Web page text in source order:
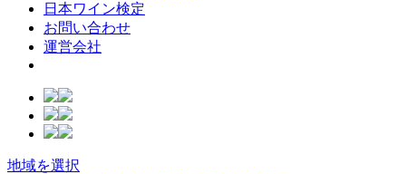
日本ワイン検定
お問い合わせ
運営会社
地域を選択